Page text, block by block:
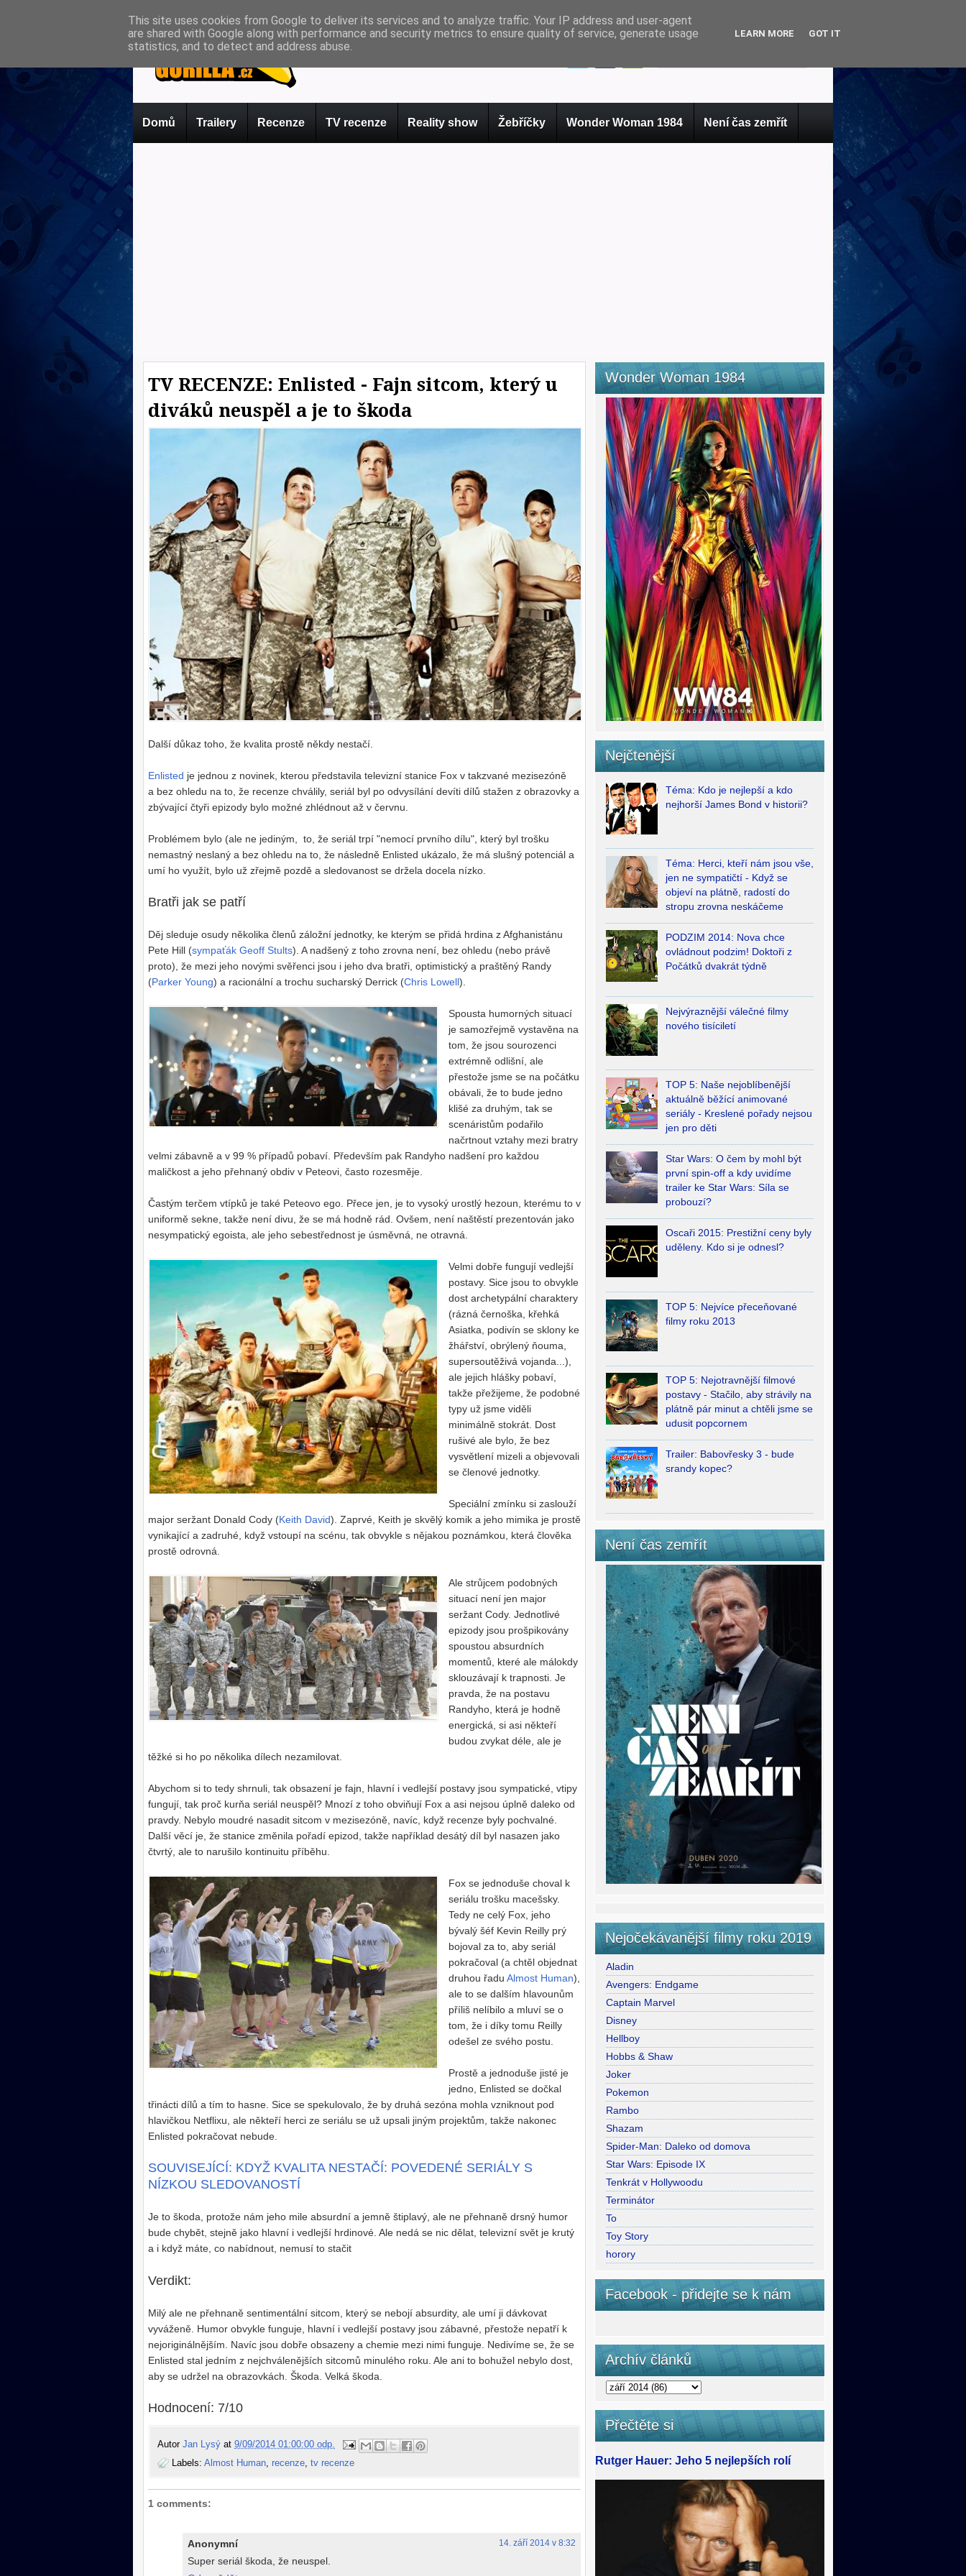
Domů Trailery Recenze TV recenze Reality show Žebříčky Wonder Woman 1984 Není čas zemřít
TV RECENZE: Enlisted - Fajn sitcom, který u
diváků neuspěl a je to škoda
Další důkaz toho, že kvalita prostě někdy nestačí.
Enlisted je jednou z novinek, kterou představila televizní stanice Fox v takzvané mezisezóně
a bez ohledu na to, že recenze chválily, seriál byl po odvysílání devíti dílů stažen z obrazovky a
zbývající čtyři epizody bylo možné zhlédnout až v červnu.
Problémem bylo (ale ne jediným, to, že seriál trpí "nemocí prvního dílu", který byl trošku
nemastný neslaný a bez ohledu na to, že následně Enlisted ukázalo, že má slušný potenciál a
umí ho využít, bylo už zřejmě pozdě a sledovanost se držela docela nízko.
Bratři jak se patří
Děj sleduje osudy několika členů záložní jednotky, ke kterým se přidá hrdina z Afghanistánu
Pete Hill (sympaťák Geoff Stults). A nadšený z toho zrovna není, bez ohledu (nebo právě
proto), že mezi jeho novými svěřenci jsou i jeho dva bratři, optimistický a praštěný Randy
(Parker Young) a racionální a trochu sucharský Derrick (Chris Lowell).
Spousta humorných situací
je samozřejmě vystavěna na
tom, že jsou sourozenci
extrémně odlišní, ale
přestože jsme se na počátku
obávali, že to bude jedno
klišé za druhým, tak se
scenáristům podařilo
načrtnout vztahy mezi bratry
velmi zábavně a v 99 % případů pobaví. Především pak Randyho nadšení pro každou
maličkost a jeho přehnaný obdiv v Peteovi, často rozesměje.
Častým terčem vtípků je také Peteovo ego. Přece jen, je to vysoký urostlý hezoun, kterému to v
uniformě sekne, takže není divu, že se má hodně rád. Ovšem, není naštěstí prezentován jako
nesympatický egoista, ale jeho sebestřednost je úsměvná, ne otravná.
Velmi dobře fungují vedlejší
postavy. Sice jsou to obvykle
dost archetypální charaktery
(rázná černoška, křehká
Asiatka, podivín se sklony ke
žhářství, obrýlený ňouma,
supersoutěživá vojanda...),
ale jejich hlášky pobaví,
takže přežijeme, že podobné
typy už jsme viděli
minimálně stokrát. Dost
rušivé ale bylo, že bez
vysvětlení mizeli a objevovali
se členové jednotky.
Speciální zmínku si zaslouží
major seržant Donald Cody (Keith David). Zaprvé, Keith je skvělý komik a jeho mimika je prostě
vynikající a zadruhé, když vstoupí na scénu, tak obvykle s nějakou poznámkou, která člověka
prostě odrovná.
Ale strůjcem podobných
situací není jen major
seržant Cody. Jednotlivé
epizody jsou prošpikovány
spoustou absurdních
momentů, které ale málokdy
sklouzávají k trapnosti. Je
pravda, že na postavu
Randyho, která je hodně
energická, si asi někteří
budou zvykat déle, ale je
těžké si ho po několika dílech nezamilovat.
Abychom si to tedy shrnuli, tak obsazení je fajn, hlavní i vedlejší postavy jsou sympatické, vtipy
fungují, tak proč kurňa seriál neuspěl? Mnozí z toho obviňují Fox a asi nejsou úplně daleko od
pravdy. Nebylo moudré nasadit sitcom v mezisezóně, navíc, když recenze byly pochvalné.
Další věcí je, že stanice změnila pořadí epizod, takže například desátý díl byl nasazen jako
čtvrtý, ale to narušilo kontinuitu příběhu.
Fox se jednoduše choval k
seriálu trošku macešsky.
Tedy ne celý Fox, jeho
bývalý šéf Kevin Reilly prý
bojoval za to, aby seriál
pokračoval (a chtěl objednat
druhou řaduAlmost Human),
ale to se dalším hlavounům
příliš nelíbilo a mluví se o
tom, že i díky tomu Reilly
odešel ze svého postu.
Prostě a jednoduše jisté je
jedno, Enlisted se dočkal
třinácti dílů a tím to hasne. Sice se spekulovalo, že by druhá sezóna mohla vzniknout pod
hlavičkou Netflixu, ale někteří herci ze seriálu se už upsali jiným projektům, takže nakonec
Enlisted pokračovat nebude.
SOUVISEJÍCÍ: KDYŽ KVALITA NESTAČÍ: POVEDENÉ SERIÁLY S
NÍZKOU SLEDOVANOSTÍ
Je to škoda, protože nám jeho mile absurdní a jemně štiplavý, ale ne přehnaně drsný humor
bude chybět, stejně jako hlavní i vedlejší hrdinové. Ale nedá se nic dělat, televizní svět je krutý
a i když máte, co nabídnout, nemusí to stačit
Verdikt:
Milý ale ne přehnaně sentimentální sitcom, který se nebojí absurdity, ale umí ji dávkovat
vyváženě. Humor obvykle funguje, hlavní i vedlejší postavy jsou zábavné, přestože nepatří k
nejoriginálnějším. Navíc jsou dobře obsazeny a chemie mezi nimi funguje. Nedivíme se, že se
Enlisted stal jedním z nejchválenějších sitcomů minulého roku. Ale ani to bohužel nebylo dost,
aby se udržel na obrazovkách. Škoda. Velká škoda.
Hodnocení: 7/10
Autor Jan Lysý at 9/09/2014 01:00:00 odp.
Labels: Almost Human recenze tv recenze
1 comments:
Anonymní 14. září 2014 v 8:32
Super seriál škoda, že neuspel.
Wonder Woman 1984
Nejčtenější
Téma: Kdo je nejlepší a kdo
nejhorší James Bond v historii?
Téma: Herci, kteří nám jsou vše,
jen ne sympatičtí - Když se
objeví na plátně, radostí do
stropu zrovna neskáčeme
PODZIM 2014: Nova chce
ovládnout podzim! Doktoři z
Počátků dvakrát týdně
Nejvýraznější válečné filmy
nového tisíciletí
TOP 5: Naše nejoblíbenější
aktuálně běžící animované
seriály - Kreslené pořady nejsou
jen pro děti
Star Wars: O čem by mohl být
první spin-off a kdy uvidíme
trailer ke Star Wars: Síla se
probouzí?
Oscaři 2015: Prestižní ceny byly
uděleny. Kdo si je odnesl?
TOP 5: Nejvíce přeceňované
filmy roku 2013
TOP 5: Nejotravnější filmové
postavy - Stačilo, aby strávily na
plátně pár minut a chtěli jsme se
udusit popcornem
Trailer: Babovřesky 3 - bude
srandy kopec?
Není čas zemřít
Nejočekávanější filmy roku 2019
Aladin
Avengers: Endgame
Captain Marvel
Disney
Hellboy
Hobbs & Shaw
Joker
Pokemon
Rambo
Shazam
Spider-Man: Daleko od domova
Star Wars: Episode IX
Tenkrát v Hollywoodu
Terminátor
To
Toy Story
horory
Facebook - přidejte se k nám
Archív článků
Přečtěte si
Rutger Hauer: Jeho 5 nejlepších rolí
This site uses cookies from Google to deliver its services and to analyze traffic. Your IP address and user-agent
are shared with Google along with performance and security metrics to ensure quality of service, generate usage
statistics, and to detect and address abuse.
LEARN MORE GOT IT